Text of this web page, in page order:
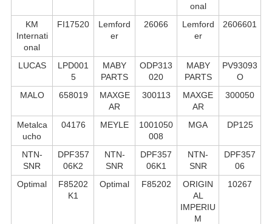
onal
KM
Internati
onal
FI17520
Lemford
er
26066
Lemford
er
2606601
LUCAS
LPD001
5
MABY
PARTS
ODP313
020
MABY
PARTS
PV93093
O
MALO
658019
MAXGE
AR
300113
MAXGE
AR
300050
Metalca
ucho
04176 MEYLE
1001050
008
MGA DP125
NTN-
SNR
DPF357
06K2
NTN-
SNR
DPF357
06K1
NTN-
SNR
DPF357
06
Optimal
F85202
K1
Optimal F85202
ORIGIN
AL
IMPERIU
M
10267